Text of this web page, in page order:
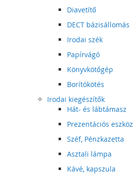
Diavetítő
DECT bázisállomás
Irodai szék
Papírvágó
Könyvkötőgép
Borítókötés
Irodai kiegészítők
Hát- és lábtámasz
Prezentációs eszköz
Széf, Pénzkazetta
Asztali lámpa
Kávé, kapszula